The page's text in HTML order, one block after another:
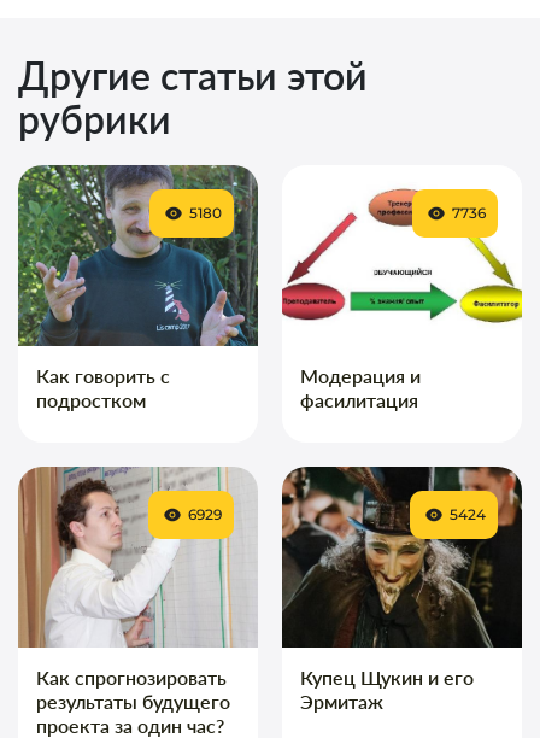
Другие статьи этой
рубрики
Как говорить с
подростком
5180
Модерация и
фасилитация
7736
Как спрогнозировать
результаты будущего
проекта за один час?
6929
Купец Щукин и его
Эрмитаж
5424